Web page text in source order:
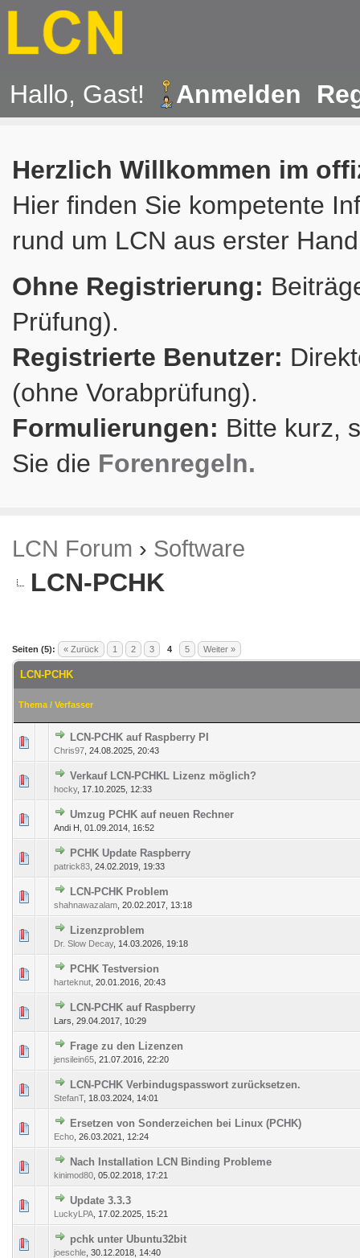
Hallo, Gast! Anmelden
Herzlich Willkommen im
Hier finden Sie kompetente
rund um LCN aus erster
Ohne Registrierung:
Prüfung).
Registrierte Benutzer:
(ohne Vorabprüfung).
Formulierungen: Bitte kurz,
Sie die Forenregeln.
LCN Forum › Software
LCN-PCHK
Seiten (5): « Zurück 1 2 3 4 5 Weiter »
LCN-PCHK
Thema / Verfasser
LCN-PCHK auf Raspberry PI
Chris97 24.08.2025, 20:43
4 Bewertung(en) - 2.5 von 5 durchschnittlich
12345
Verkauf LCN-PCHKL Lizenz möglich?
hocky, 17.10.2025, 12:33
5 Bewertung(en) - 3 von 5 durchschnittlich
12345
Umzug PCHK auf neuen Rechner
Andi H, 01.09.2014, 16:52
0 Bewertung(en) - 0 von 5 durchschnittlich
12345
PCHK Update Raspberry
patrick83 24.02.2019, 19:33
266 Bewertung(en) - 2.84 von 5 durchschnittlich
1234 5
LCN-PCHK Problem
shahnawazalam 20.02.2017, 13:18
352 Bewertung(en) - 2.75 von 5 durchschnittlich
12
Lizenzproblem
Dr. Slow Decay, 14.03.2026, 19:18
1 Bewertung(en) - 5 von 5 durchschnittlich
PCHK Testversion
harteknut 20.01.2016, 20:43
217 Bewertung(en) - 2.64 von 5 durchschnittlich
1
LCN-PCHK auf Raspberry
Lars, 29.04.2017, 10:29
0 Bewertung(en) - 0 von 5 durchschnittlich
12345
Frage zu den Lizenzen
jensilein65 21.07.2016, 22:20
308 Bewertung(en) - 2.81 von 5 durchschnittlich
12345
LCN-PCHK Verbindugspasswort zurücksetzen.
StefanT, 18.03.2024, 14:01
163 Bewertung(en) - 3.04 von 5 durchschnittlich
12345
Ersetzen von Sonderzeichen bei Linux (PCHK)
Echo 26.03.2021, 12:24
222 Bewertung(en) - 2.89 von 5 durchschnittlich
12345
Nach Installation LCN Binding Probleme
kinimod80 05.02.2018, 17:21
380 Bewertung(en) - 2.85 von 5 durchschnittlich
1234 5
Update 3.3.3
LuckyLPA 17.02.2025, 15:21
7 Bewertung(en) - 2.86 von 5 durchschnittlich
pchk unter Ubuntu32bit
joeschle 30.12.2018, 14:40
331 Bewertung(en) - 2.81 von 5 durchschnittlich
12345